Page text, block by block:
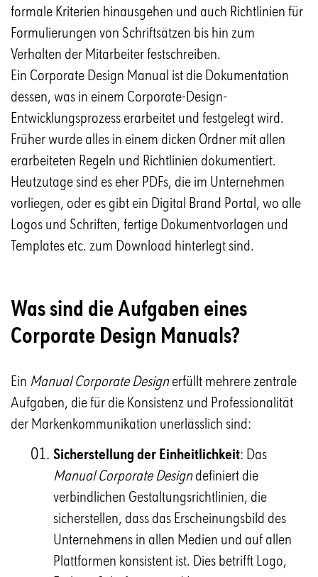
formale Kriterien hinausgehen und auch Richtlinien für
Formulierungen von Schriftsätzen bis hin zum
Verhalten der Mitarbeiter festschreiben.
Ein Corporate Design Manual ist die Dokumentation
dessen, was in einem Corporate-Design-
Entwicklungsprozess erarbeitet und festgelegt wird.
Früher wurde alles in einem dicken Ordner mit allen
erarbeiteten Regeln und Richtlinien dokumentiert.
Heutzutage sind es eher PDFs, die im Unternehmen
vorliegen, oder es gibt ein Digital Brand Portal, wo alle
Logos und Schriften, fertige Dokumentvorlagen und
Templates etc. zum Download hinterlegt sind.
Was sind die Aufgaben eines
Corporate Design Manuals?
Ein Manual Corporate Designerfüllt mehrere zentrale
Aufgaben, die für die Konsistenz und Professionalität
der Markenkommunikation unerlässlich sind:
Sicherstellung der Einheitlichkeit: Das
Manual Corporate Designdefiniert die
verbindlichen Gestaltungsrichtlinien, die
sicherstellen, dass das Erscheinungsbild des
Unternehmens in allen Medien und auf allen
Plattformen konsistent ist. Dies betrifft Logo,